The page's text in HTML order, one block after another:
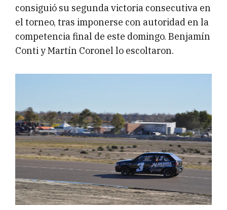
consiguió su segunda victoria consecutiva en
el torneo, tras imponerse con autoridad en la
competencia final de este domingo. Benjamín
Conti y Martín Coronel lo escoltaron.